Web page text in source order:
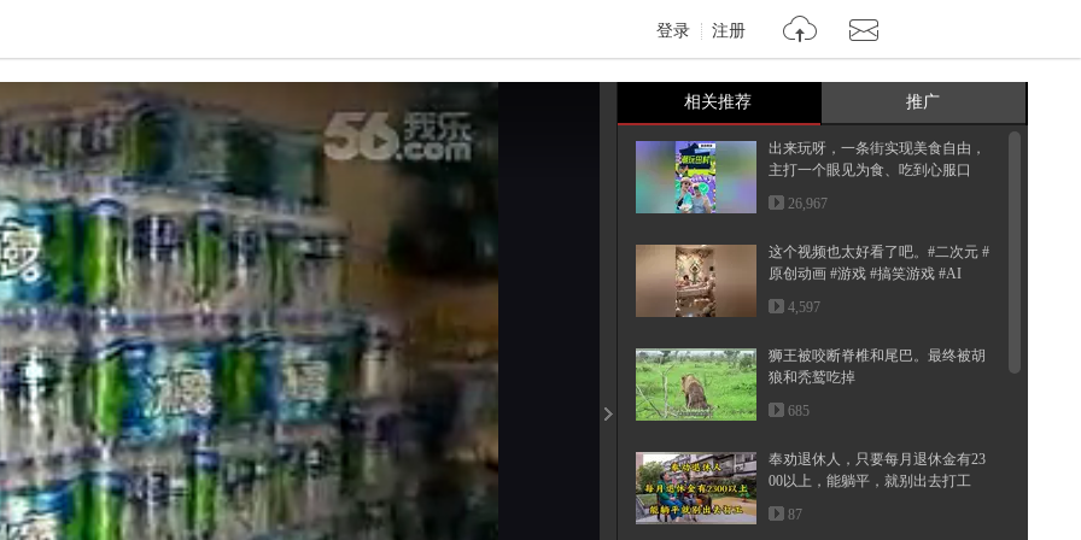
登录 注册
亮度 标准
饱和度 100
相关推荐 推广
出来玩呀，一条街实现美食自由，
主打一个眼见为食、吃到心服口
服，...
26,967
这个视频也太好看了吧。#二次元 #
原创动画 #游戏 #搞笑游戏 #AI
4,597
狮王被咬断脊椎和尾巴。最终被胡
狼和秃鹫吃掉
685
奉劝退休人，只要每月退休金有23
00以上，能躺平，就别出去打工
87